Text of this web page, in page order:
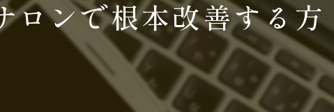
猫背
肩こり
ロンで根本改善する方